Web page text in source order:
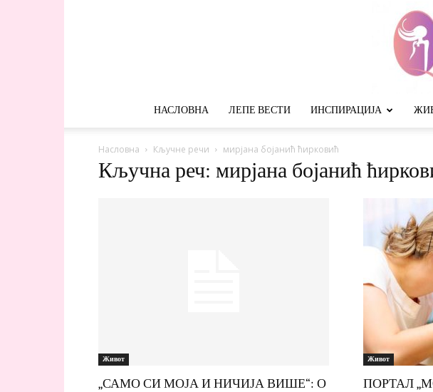
НАСЛОВНА ЛЕПЕ ВЕСТИ ИНСПИРАЦИЈА
Насловна Кључне речи мирјана бојанић ћирковић
Кључна реч: мирјана бојанић
Живот
„САМО СИ МОЈА И НИЧИЈА ВИШЕ“: О
Живот
ПОРТАЛ